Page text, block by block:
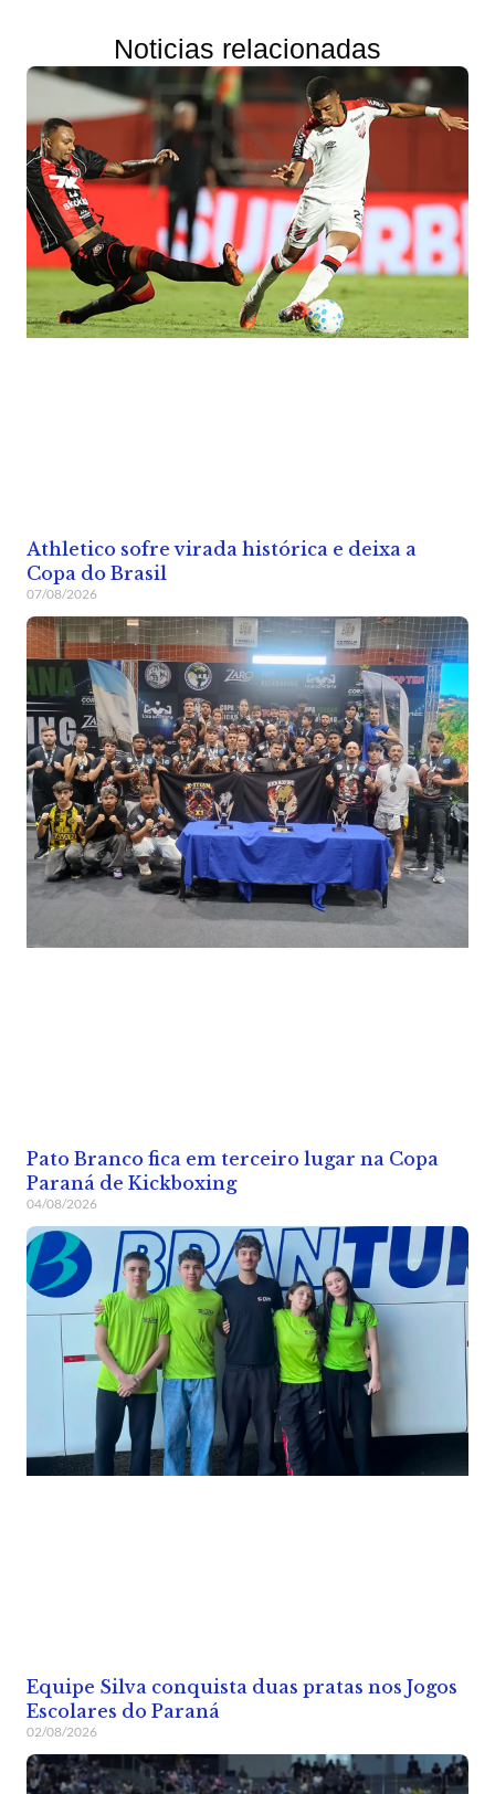
Noticias relacionadas
Athletico sofre virada histórica e deixa a
Copa do Brasil
07/08/2026
Pato Branco fica em terceiro lugar na Copa
Paraná de Kickboxing
04/08/2026
Equipe Silva conquista duas pratas nos Jogos
Escolares do Paraná
02/08/2026